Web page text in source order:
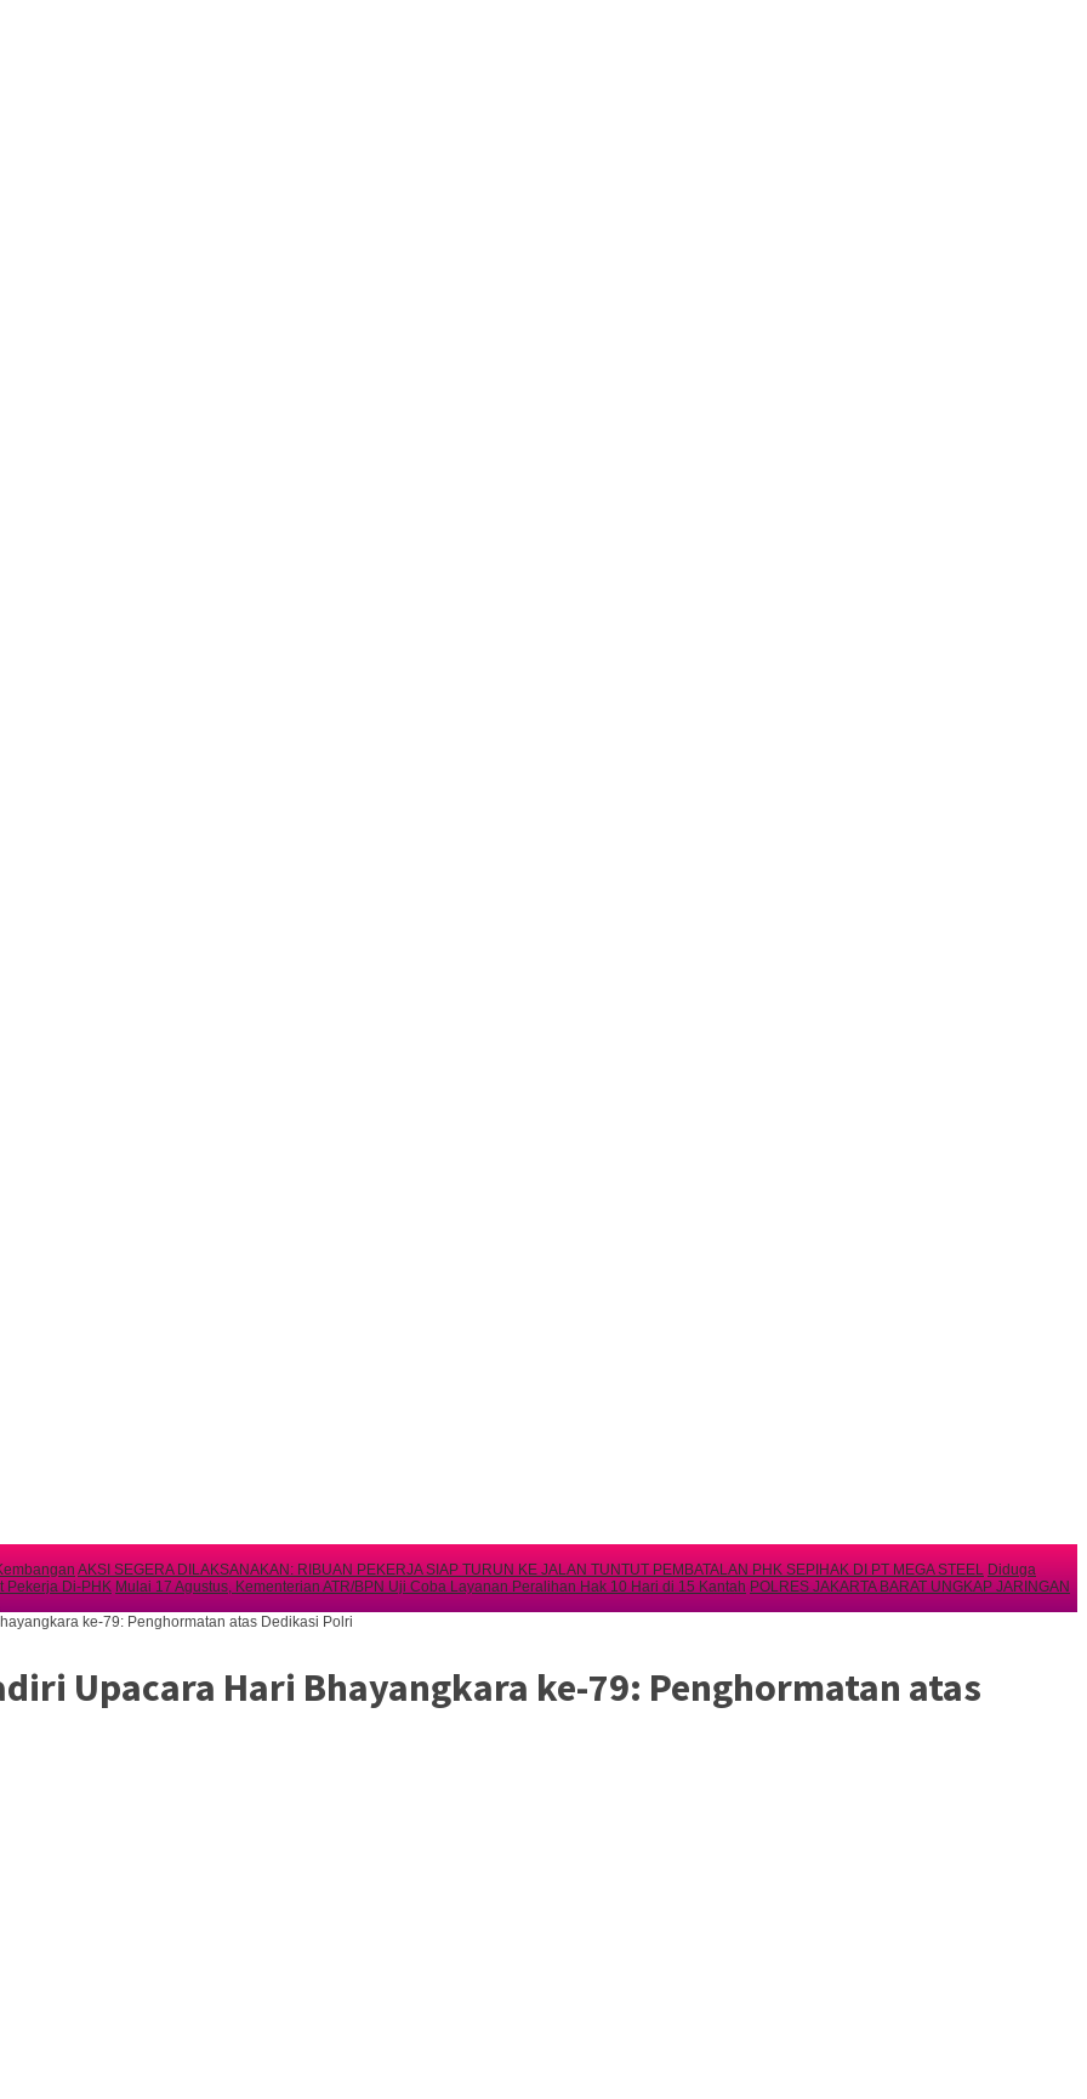
AKSI SEGERA DILAKSANAKAN: RIBUAN PEKERJA SIAP TURUN KE JALAN TUNTUT PEMBATALAN PHK SEPIHAK DI PT MEGA STEEL Diduga
Pekerja Di-PHK Mulai 17 Agustus, Kementerian ATR/BPN Uji Coba Layanan Peralihan Hak 10 Hari di 15 Kantah POLRES JAKARTA BARAT UNGKAP JARINGAN
ke-79: Penghormatan atas Dedikasi Polri
Upacara Hari Bhayangkara ke-79: Penghormatan atas